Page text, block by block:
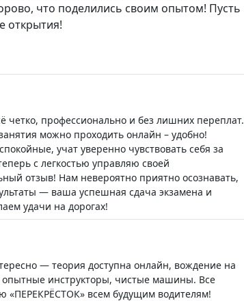
что поделились своим опытом! Пусть
открытия!
четко, профессионально и без лишних переплат.
можно проходить онлайн – удобно!
учат уверенно чувствовать себя за
с легкостью управляю своей
отзыв! Нам невероятно приятно осознавать,
— ваша успешная сдача экзамена и
удачи на дорогах!
— теория доступна онлайн, вождение на
инструкторы, чистые машины. Все
«ПЕРЕКРЁСТОК» всем будущим водителям!